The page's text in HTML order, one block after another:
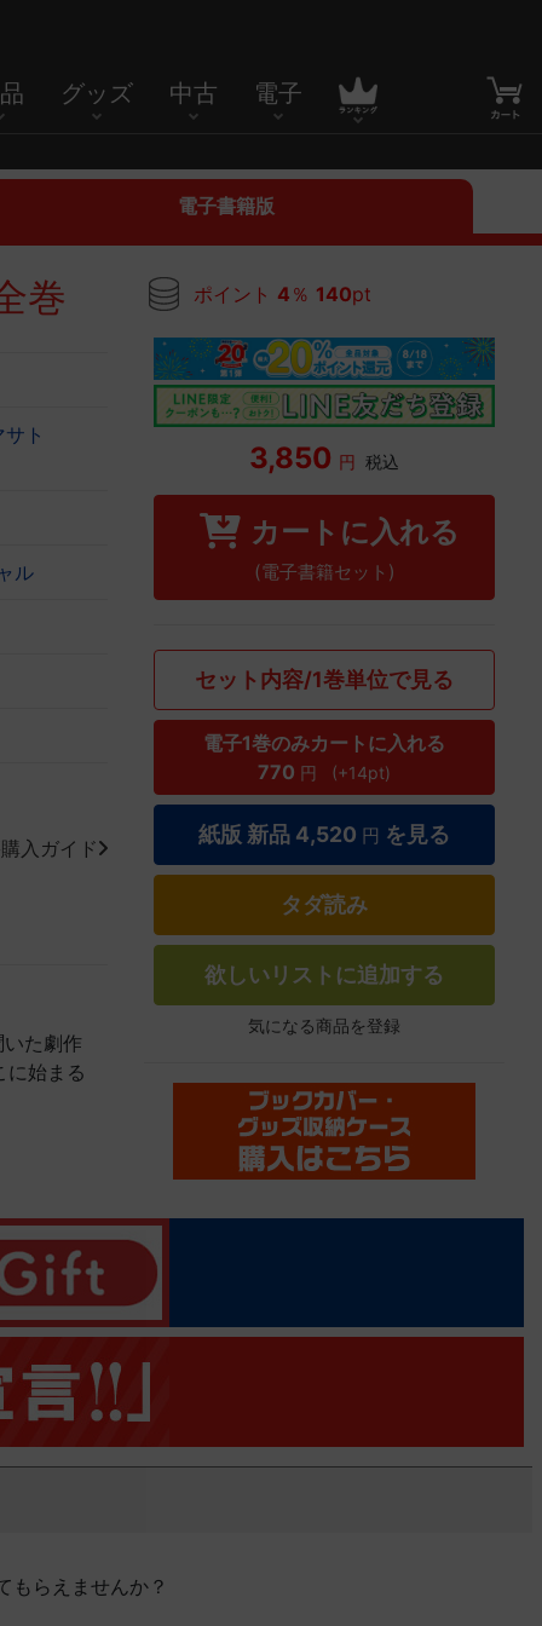
グッズ 中古 電子
電子書籍版
巻
ト
ル
入ガイド
た劇作
に始まる
ポイント 4 ％ 140pt
3,850 円 税込
カートに入れる
(電子書籍セット)
セット内容/1巻単位で見る
電子1巻のみカートに入れる
770 円 (+14pt)
紙版 新品 4,520 円 を見る
タダ読み
欲しいリストに追加する
気になる商品を登録
もらえませんか？